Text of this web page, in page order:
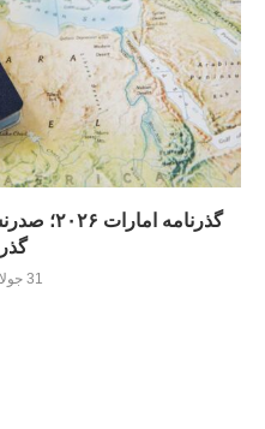
گذرنامه
31 جولای 2026